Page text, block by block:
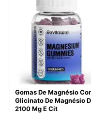
Gomas De Magnésio
Glicinato De Magnésio
2100 Mg E Cit